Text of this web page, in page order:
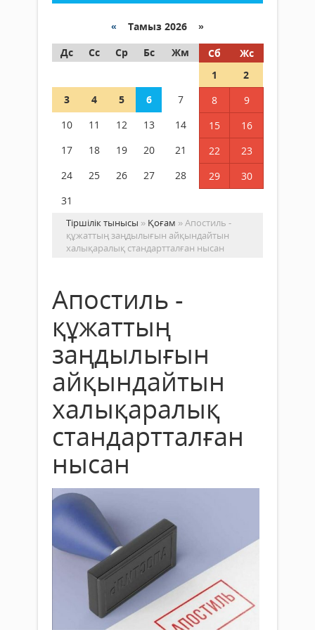
« Тамыз 2026 »
Дс
Сс Ср Бс Жм Сб
Жс
1
2
3
4 5 6 7 8
9
10
11 12 13 14 15
16
17
18 19 20 21 22
23
24
25 26 27 28 29
30
31
Тіршілік тынысы » Қоғам » Апостиль -
құжаттың заңдылығын айқындайтын
халықаралық стандартталған нысан
Апостиль -
құжаттың
заңдылығын
айқындайтын
халықаралық
стандартталған
нысан